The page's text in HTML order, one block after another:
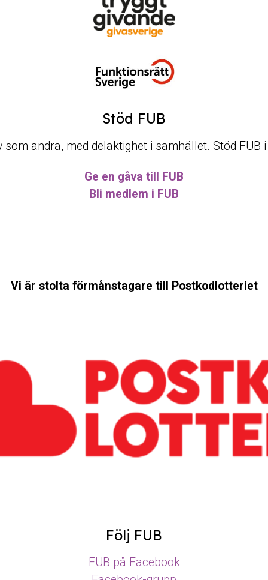
Stöd FUB
som andra, med delaktighet i samhället. Stöd FUB
Ge en gåva till FUB
Bli medlem i FUB
Vi är stolta förmånstagare till Postkodlotteriet
Följ FUB
FUB på Facebook